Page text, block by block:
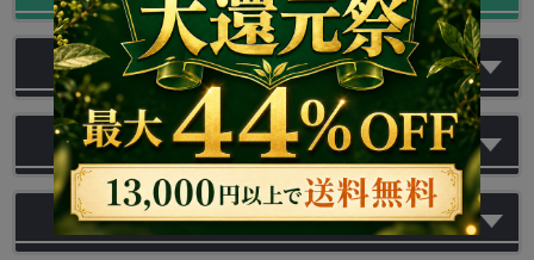
レビュー
商品の画像一覧
お問い合わせ